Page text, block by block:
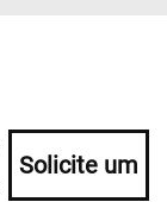
Solicite um